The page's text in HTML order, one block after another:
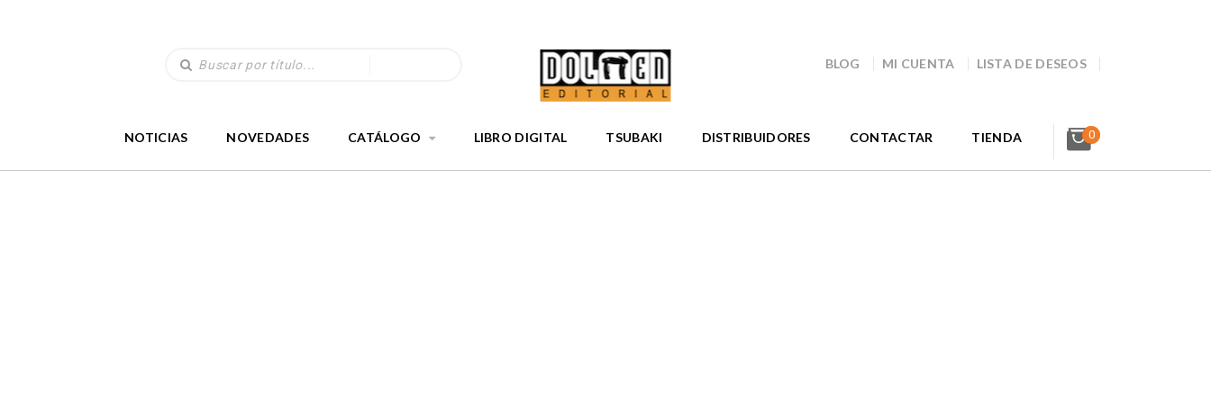
BLOG MI CUENTA LISTA DE DESEOS
NOTICIAS NOVEDADES CATÁLOGO LIBRO DIGITAL TSUBAKI DISTRIBUIDORES CONTACTAR TIENDA 0